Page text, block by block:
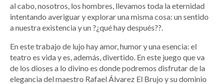
al cabo, nosotros, los hombres, llevamos toda la eternidad
intentando averiguar y explorar una misma cosa: un sentido
a nuestra existencia y un ?¿qué hay después??.
En este trabajo de lujo hay amor, humor y una esencia: el
teatro es vida y es, además, divertido. En este juego que va
de los dioses a lo divino es donde podremos disfrutar de la
elegancia del maestro Rafael Álvarez El Brujo y su dominio